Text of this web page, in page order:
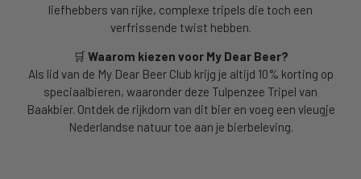
liefhebbers van rijke, complexe tripels die toch een
verfrissende twist hebben.
🛒 Waarom kiezen voor My Dear Beer?
Als lid van de My Dear Beer Club krijg je altijd 10% korting op
speciaalbieren, waaronder deze Tulpenzee Tripel van
Baakbier. Ontdek de rijkdom van dit bier en voeg een vleugje
Nederlandse natuur toe aan je bierbeleving.